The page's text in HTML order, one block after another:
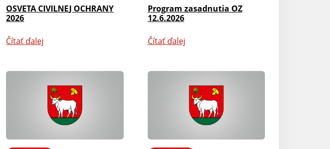
OSVETA CIVILNEJ OCHRANY
2026
Čítať ďalej
Program zasadnutia OZ
12.6.2026
Čítať ďalej